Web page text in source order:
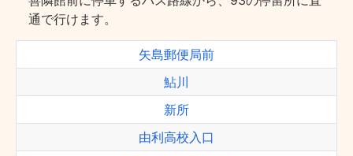
通で行けます。
矢島郵便局前
鮎川
新所
由利高校入口